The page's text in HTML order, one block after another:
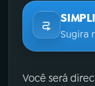
Sugira
Você será